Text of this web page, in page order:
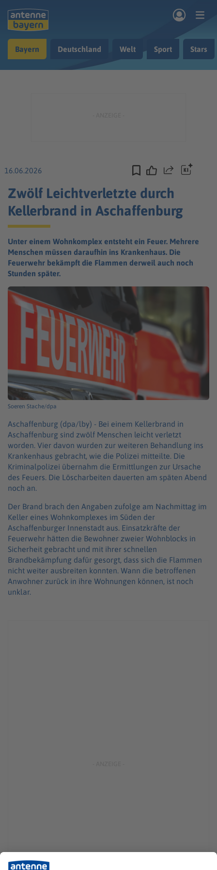
Musik & Radio
Bayern Deutschland Welt Sport Stars
16.06.2026 Teilen
Zwölf Leichtverletzte durch
Kellerbrand in Aschaffenburg
Unter einem Wohnkomplex entsteht ein Feuer. Mehrere
Menschen müssen daraufhin ins Krankenhaus. Die
Feuerwehr bekämpft die Flammen derweil auch noch
Stunden später.
Soeren Stache/dpa
Aschaffenburg (dpa/lby) - Bei einem Kellerbrand in
Aschaffenburg sind zwölf Menschen leicht verletzt
worden. Vier davon wurden zur weiteren Behandlung ins
Krankenhaus gebracht, wie die Polizei mitteilte. Die
Kriminalpolizei übernahm die Ermittlungen zur Ursache
des Feuers. Die Löscharbeiten dauerten am späten Abend
noch an.
Der Brand brach den Angaben zufolge am Nachmittag im
Keller eines Wohnkomplexes im Süden der
Aschaffenburger Innenstadt aus. Einsatzkräfte der
Feuerwehr hätten die Bewohner zweier Wohnblocks in
Sicherheit gebracht und mit ihrer schnellen
Brandbekämpfung dafür gesorgt, dass sich die Flammen
nicht weiter ausbreiten konnten. Wann die betroffenen
Anwohner zurück in ihre Wohnungen können, ist noch
unklar.